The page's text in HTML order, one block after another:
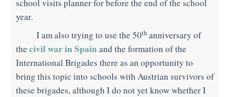
school visits planner for before the end of the school
year.
I am also trying to use the 50th anniversary of
the civil war in Spain and the formation of the
International Brigades there as an opportunity to
bring this topic into schools with Austrian survivors of
these brigades, although I do not yet know whether I